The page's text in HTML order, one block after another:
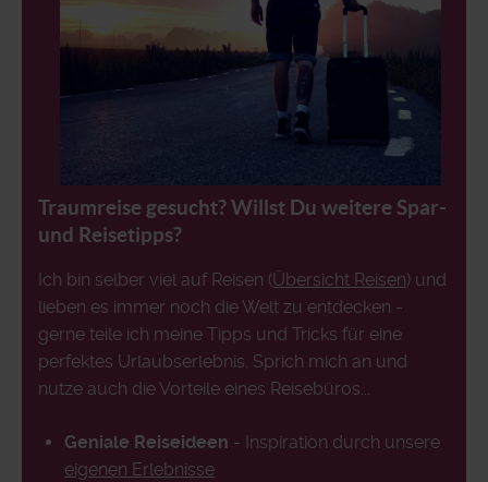
Traumreise gesucht? Willst Du weitere Spar-
und Reisetipps?
Ich bin selber viel auf Reisen (Übersicht Reisen) und
lieben es immer noch die Welt zu entdecken -
gerne teile ich meine Tipps und Tricks für eine
perfektes Urlaubserlebnis. Sprich mich an und
nutze auch die Vorteile eines Reisebüros...
Geniale Reiseideen - Inspiration durch unsere
eigenen Erlebnisse